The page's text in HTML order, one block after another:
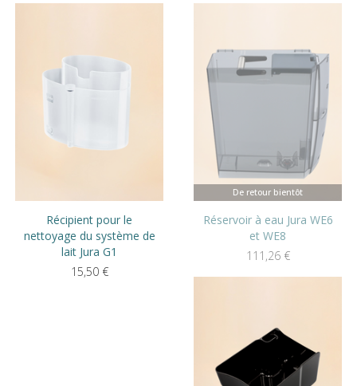
Récipient pour le
nettoyage du système de
lait Jura G1
15,50 €
De retour bientôt
Réservoir à eau Jura WE6
et WE8
111,26 €